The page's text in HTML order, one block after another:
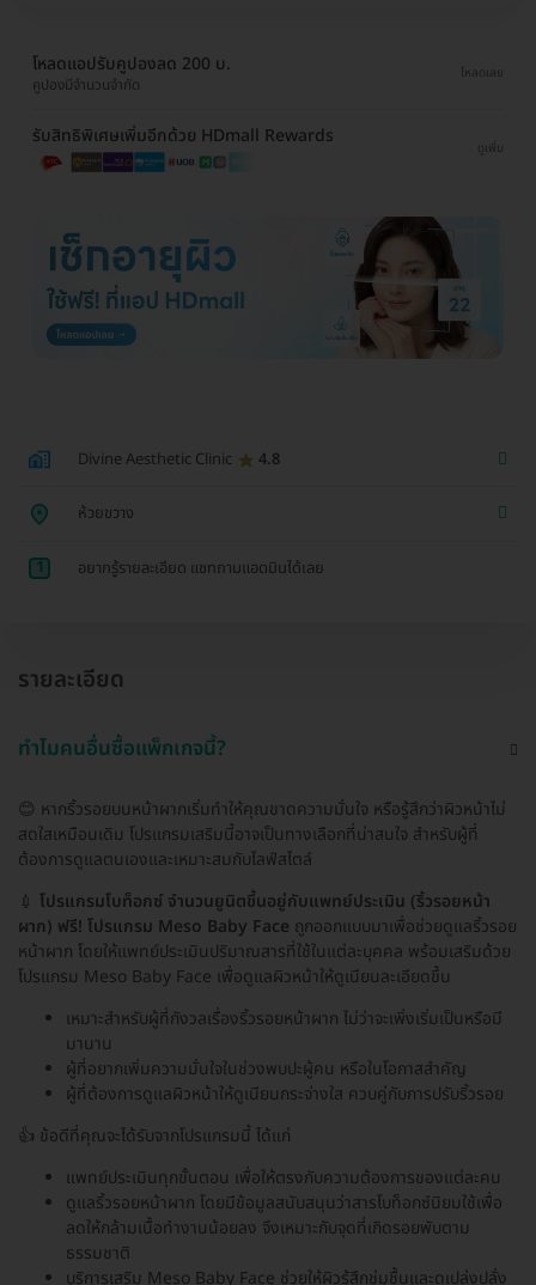
โหลดแอปรับคูปองลด 200 บ.
คูปองมีจำนวนจำกัด
โหลดเลย
รับสิทธิพิเศษเพิ่มอีกด้วย HDmall Rewards
ดูเพิ่ม
Divine Aesthetic Clinic 4.8
ห้วยขวาง
1 อยากรู้รายละเอียด แชทถามแอดมินได้เลย
รายละเอียด
ทำไมคนอื่นซื้อแพ็กเกจนี้?
😊 หากริ้วรอยบนหน้าผากเริ่มทำให้คุณขาดความมั่นใจ หรือรู้สึกว่าผิวหน้าไม่
สดใสเหมือนเดิม โปรแกรมเสริมนี้อาจเป็นทางเลือกที่น่าสนใจ สำหรับผู้ที่
ต้องการดูแลตนเองและเหมาะสมกับไลฟ์สไตล์
💉 โปรแกรมโบท็อกซ์ จำนวนยูนิตขึ้นอยู่กับแพทย์ประเมิน (ริ้วรอยหน้า
ผาก) ฟรี! โปรแกรม Meso Baby Face ถูกออกแบบมาเพื่อช่วยดูแลริ้วรอย
หน้าผาก โดยให้แพทย์ประเมินปริมาณสารที่ใช้ในแต่ละบุคคล พร้อมเสริมด้วย
โปรแกรม Meso Baby Face เพื่อดูแลผิวหน้าให้ดูเนียนละเอียดขึ้น
เหมาะสำหรับผู้ที่กังวลเรื่องริ้วรอยหน้าผาก ไม่ว่าจะเพิ่งเริ่มเป็นหรือมี
มานาน
ผู้ที่อยากเพิ่มความมั่นใจในช่วงพบปะผู้คน หรือในโอกาสสำคัญ
ผู้ที่ต้องการดูแลผิวหน้าให้ดูเนียนกระจ่างใส ควบคู่กับการปรับริ้วรอย
👍 ข้อดีที่คุณจะได้รับจากโปรแกรมนี้ ได้แก่
แพทย์ประเมินทุกขั้นตอน เพื่อให้ตรงกับความต้องการของแต่ละคน
ดูแลริ้วรอยหน้าผาก โดยมีข้อมูลสนับสนุนว่าสารโบท็อกซ์นิยมใช้เพื่อ
ลดให้กล้ามเนื้อทำงานน้อยลง จึงเหมาะกับจุดที่เกิดรอยพับตาม
ธรรมชาติ
บริการเสริม Meso Baby Face ช่วยให้ผิวรู้สึกชุ่มชื้นและดูเปล่งปลั่ง